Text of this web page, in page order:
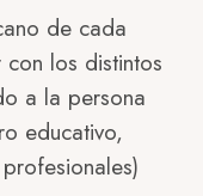
de cada
los distintos
a la persona
educativo,